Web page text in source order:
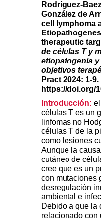
Rodríguez-
González de
cell lymphoma
therapeutic
de células T y
etiopatogenia
objetivos
Pract 2024: 1-9.
https://doi.org/
Introducción:
células T es un
linfomas no
células T de la
como lesiones
Aunque la
cutáneo de
cree que es un
con mutaciones
desregulación
ambiental e
Debido a que la
relacionado con